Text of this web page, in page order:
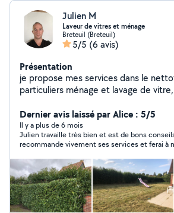
Julien M
Laveur de vitres et ménage
Breteuil (Breteuil)
5/5 (6 avis)
Présentation
je propose mes services dans le
particuliers ménage et lavage de
petit services
Dernier avis laissé par Alice : 5/5
Il y a plus de 6 mois
Julien travaille très bien et est de bons
recommande vivement ses services et ferai à
jardin.